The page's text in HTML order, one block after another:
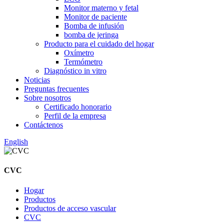
Monitor materno y fetal
Monitor de paciente
Bomba de infusión
bomba de jeringa
Producto para el cuidado del hogar
Oxímetro
Termómetro
Diagnóstico in vitro
Noticias
Preguntas frecuentes
Sobre nosotros
Certificado honorario
Perfil de la empresa
Contáctenos
English
CVC
Hogar
Productos
Productos de acceso vascular
CVC